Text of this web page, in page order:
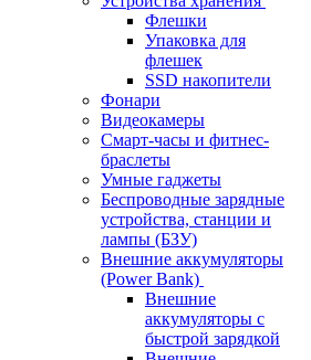
Флешки
Упаковка для
флешек
SSD накопители
Фонари
Видеокамеры
Смарт-часы и фитнес-
браслеты
Умные гаджеты
Беспроводные зарядные
устройства, станции и
лампы (БЗУ)
Внешние аккумуляторы
(Power Bank)
Внешние
аккумуляторы с
быстрой зарядкой